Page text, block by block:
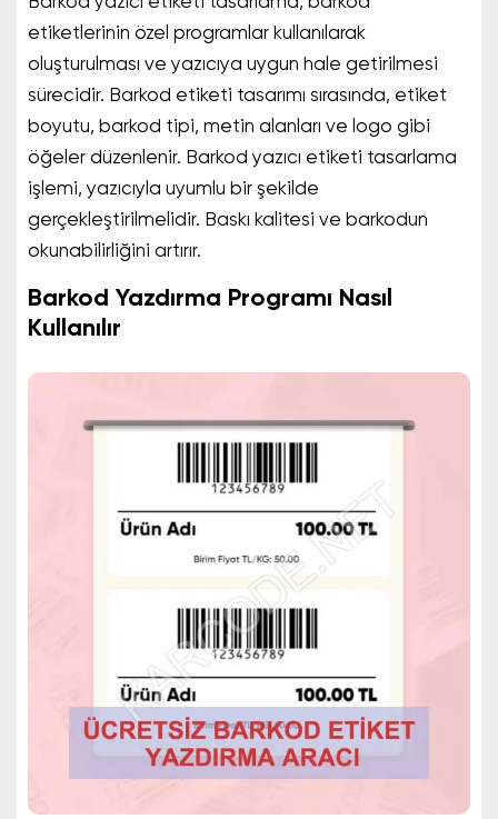
etiketlerinin özel programlar kullanılarak
oluşturulması ve yazıcıya uygun hale getirilmesi
sürecidir. Barkod etiketi tasarımı sırasında, etiket
boyutu, barkod tipi, metin alanları ve logo gibi
öğeler düzenlenir. Barkod yazıcı etiketi tasarlama
işlemi, yazıcıyla uyumlu bir şekilde
gerçekleştirilmelidir. Baskı kalitesi ve barkodun
okunabilirliğini artırır.
Barkod Yazdırma Programı Nasıl
Kullanılır